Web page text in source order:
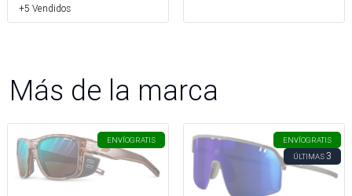
+5 Vendidos
Más de la marca
ENVÍOGRATIS ENVÍOGRATIS
ÚLTIMAS3